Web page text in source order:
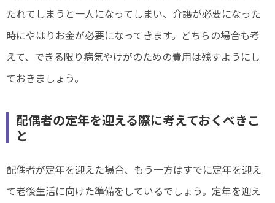
たれてしまうと一人になってしまい、介護が必要になった
時にやはりお金が必要になってきます。どちらの場合も考
えて、できる限り病気やけがのための費用は残すようにし
ておきましょう。
配偶者の定年を迎える際に考えておくべきこ
と
配偶者が定年を迎えた場合、もう一方はすでに定年を迎え
て老後生活に向けた準備をしているでしょう。定年を迎え